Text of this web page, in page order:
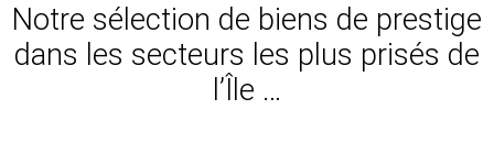
Notre sélection de biens de prestige
dans les secteurs les plus prisés de
l’Île …